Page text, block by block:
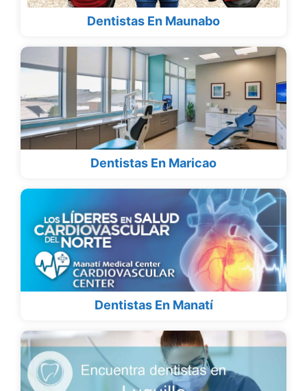
Dentistas En Maunabo
Dentistas En Maricao
Dentistas En Manatí